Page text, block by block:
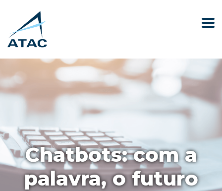
Chatbots: com a
palavra, o futuro